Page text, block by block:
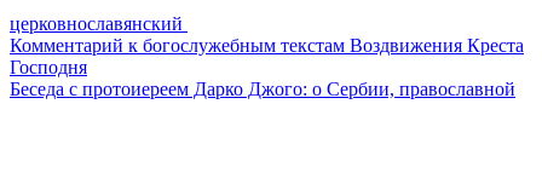
церковнославянский
Комментарий к богослужебным текстам Воздвижения Креста
Господня
Беседа с протоиереем Дарко Джого: о Сербии, православной